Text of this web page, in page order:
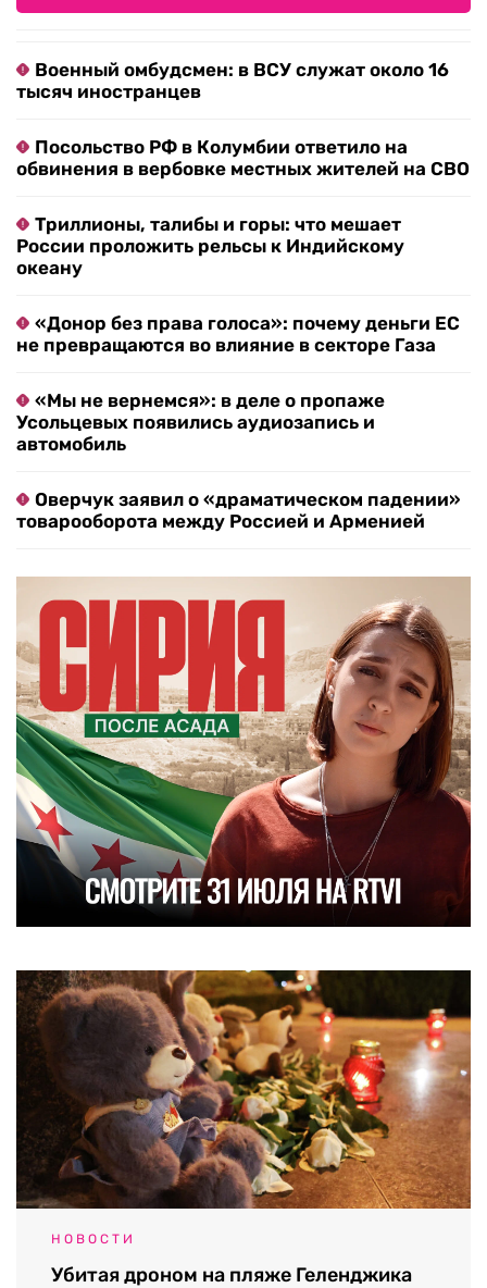
Военный омбудсмен: в ВСУ служат около 16
тысяч иностранцев
Посольство РФ в Колумбии ответило на
обвинения в вербовке местных жителей на СВО
Триллионы, талибы и горы: что мешает
России проложить рельсы к Индийскому
океану
«Донор без права голоса»: почему деньги ЕС
не превращаются во влияние в секторе Газа
«Мы не вернемся»: в деле о пропаже
Усольцевых появились аудиозапись и
автомобиль
Оверчук заявил о «драматическом падении»
товарооборота между Россией и Арменией
НОВОСТИ
Убитая дроном на пляже Геленджика